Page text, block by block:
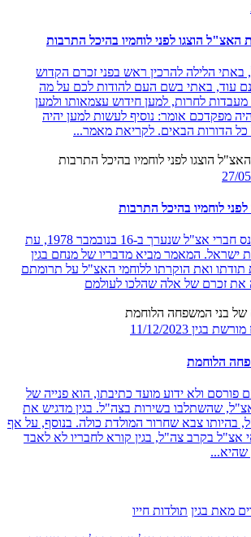
הלילה להרכין ראש בפני זכרם הקדוש
עוד, באתי בשם העם להודות לכם על מה
לחרות, למען חידוש עצמאותו ולמען
מפקדכם אומר: נוסיף לעשות למען יהיה
הדורות הבאים. לקריאת מאמר...
27/
מאמר עיתון המסקר כנס חברי אצ"ל שנערך ב-16 בנובמבר 1978, עת
ישראל. המאמר מביא מדבריו של מנחם בגין
ואת הוקרתו ללוחמי האצ"ל על תרומתם
את זכרם של אלה שהלכו לעולמם
של בני המשפחה הלוחמת
מורשת בגין 11/12/2023
הלוחמת
ולא ידוע מועד כתיבתו, הוא פנייה של
שהשתלבו בשירות בצה"ל. בגין מדגיש את
בהיותו צבא שחרור המולדת כולה. בנוסף, על אף
אצ"ל בקרב צה"ל, בגין קורא לחבריו לא לאבד
שהיא...
מאת בגין תולדות חייו